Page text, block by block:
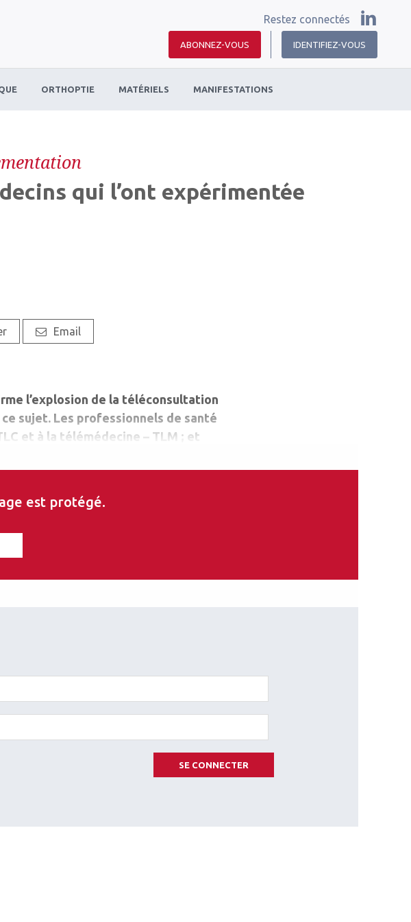
Restez connectés
ABONNEZ-VOUS IDENTIFIEZ-VOUS
ORTHOPTIE MATÉRIELS MANIFESTATIONS
qui l’ont expérimentée
Email
l’explosion de la téléconsultation
sujet. Les professionnels de santé
et à la télémédecine – TLM ; et
est protégé.
SE CONNECTER